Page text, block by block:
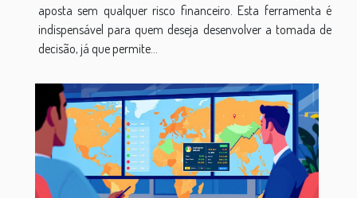
aposta sem qualquer risco financeiro. Esta ferramenta é
indispensável para quem deseja desenvolver a tomada de
decisão, já que permite...